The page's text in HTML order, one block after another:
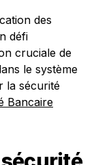
des
défi
cruciale de
le système
la sécurité
Bancaire